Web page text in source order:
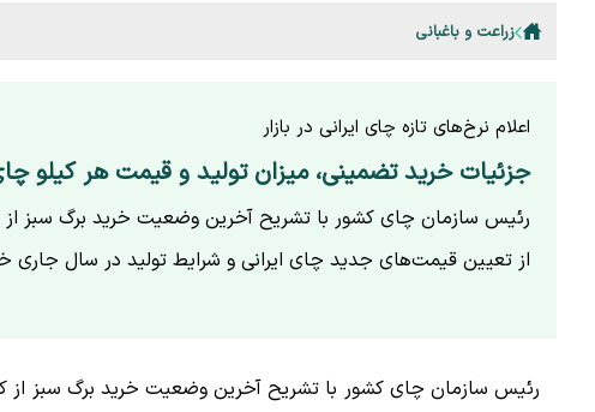
هشدارها را جدی نمی‌گیریم؛ تکرار مرگ در جاده و کوه
زراعت و باغبانی
اعلام نرخ‌های تازه چای ایرانی در بازار
جزئیات خرید تضمینی، میزان تولید و قیمت هر
رئیس سازمان چای کشور با تشریح آخرین وضعیت خرید برگ سبز از
از تعیین قیمت‌های جدید چای ایرانی و شرایط تولید در سال جاری
رئیس سازمان چای کشور با تشریح آخرین وضعیت خرید برگ سبز از